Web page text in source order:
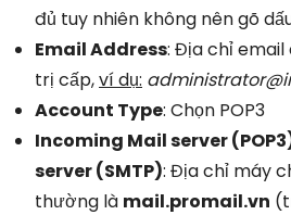
đủ tuy nhiên không nên gõ
Email Address: Địa chỉ
trị cấp,ví dụ:
Account Type: Chọn POP3
Incoming Mail server
server (SMTP): Địa chỉ máy
thường là mail.promail.vn